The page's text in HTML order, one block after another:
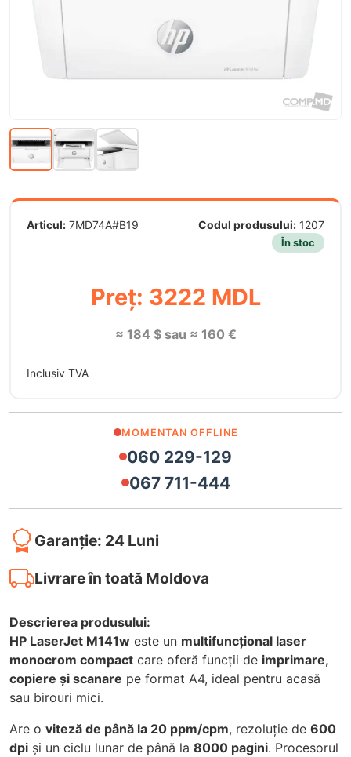
Articul: 7MD74A#B19 Codul produsului: 1207
În stoc
Preț: 3222 MDL
≈ 184 $ sau ≈ 160 €
Inclusiv TVA
MOMENTAN OFFLINE
060 229-129
067 711-444
Garanție: 24 Luni
Livrare în toată Moldova
Descrierea produsului:
HP LaserJet M141w este un multifuncțional laser
monocrom compact care oferă funcții de imprimare,
copiere și scanare pe format A4, ideal pentru acasă
sau birouri mici.
Are o viteză de până la 20 ppm/cpm, rezoluție de 600
dpi și un ciclu lunar de până la 8000 pagini. Procesorul